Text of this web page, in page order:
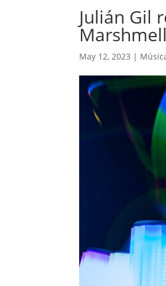
Julián Gil
May 12, 2023 |